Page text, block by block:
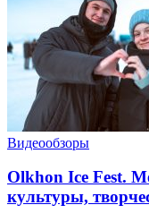
Видеообзоры
Olkhon Ice Fest.
культуры,